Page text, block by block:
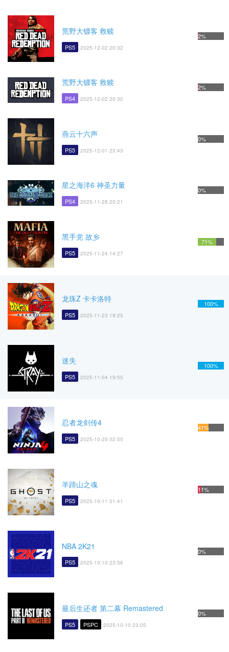
荒野大镖客 救赎
PS5 2025-12-02 20:32
2%
荒野大镖客 救赎
PS4 2025-12-02 20:30
2%
燕云十六声
PS5 2025-12-01 23:43
0%
星之海洋6 神圣力量
PS4 2025-11-28 20:21
0%
黑手党 故乡
PS5 2025-11-24 14:27
71%
龙珠Z 卡卡洛特
PS5 2025-11-23 19:25
100%
迷失
PS5 2025-11-04 19:55
100%
忍者龙剑传4
PS5 2025-10-25 02:55
41%
羊蹄山之魂
PS5 2025-10-11 01:41
11%
NBA 2K21
PS5 2025-10-10 23:56
0%
最后生还者 第二幕 Remastered
PS5 PSPC 2025-10-10 23:05
0%